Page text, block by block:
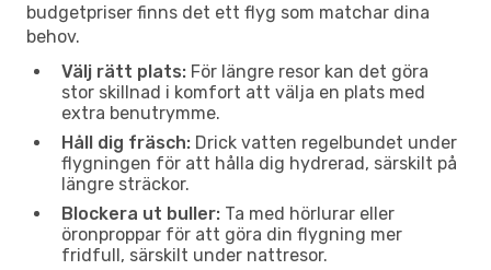
budgetpriser finns det ett flyg som matchar dina
behov.
Välj rätt plats: För längre resor kan det göra
stor skillnad i komfort att välja en plats med
extra benutrymme.
Håll dig fräsch: Drick vatten regelbundet under
flygningen för att hålla dig hydrerad, särskilt på
längre sträckor.
Blockera ut buller: Ta med hörlurar eller
öronproppar för att göra din flygning mer
fridfull, särskilt under nattresor.